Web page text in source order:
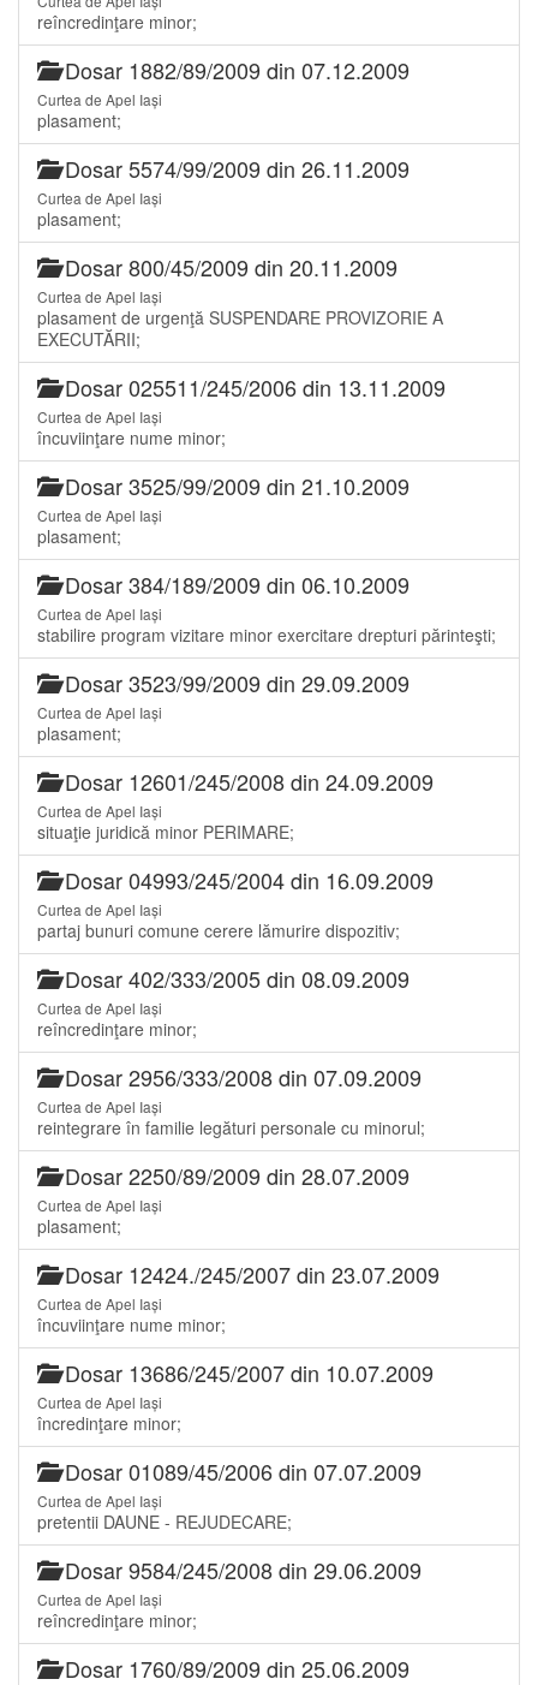
reîncredinţare minor;
Dosar 1882/89/2009 din 07.12.2009
Curtea de Apel Iași
plasament;
Dosar 5574/99/2009 din 26.11.2009
Curtea de Apel Iași
plasament;
Dosar 800/45/2009 din 20.11.2009
Curtea de Apel Iași
plasament de urgenţă SUSPENDARE PROVIZORIE A
EXECUTĂRII;
Dosar 025511/245/2006 din 13.11.2009
Curtea de Apel Iași
încuviinţare nume minor;
Dosar 3525/99/2009 din 21.10.2009
Curtea de Apel Iași
plasament;
Dosar 384/189/2009 din 06.10.2009
Curtea de Apel Iași
stabilire program vizitare minor exercitare drepturi părinteşti;
Dosar 3523/99/2009 din 29.09.2009
Curtea de Apel Iași
plasament;
Dosar 12601/245/2008 din 24.09.2009
Curtea de Apel Iași
situaţie juridică minor PERIMARE;
Dosar 04993/245/2004 din 16.09.2009
Curtea de Apel Iași
partaj bunuri comune cerere lămurire dispozitiv;
Dosar 402/333/2005 din 08.09.2009
Curtea de Apel Iași
reîncredinţare minor;
Dosar 2956/333/2008 din 07.09.2009
Curtea de Apel Iași
reintegrare în familie legături personale cu minorul;
Dosar 2250/89/2009 din 28.07.2009
Curtea de Apel Iași
plasament;
Dosar 12424./245/2007 din 23.07.2009
Curtea de Apel Iași
încuviinţare nume minor;
Dosar 13686/245/2007 din 10.07.2009
Curtea de Apel Iași
încredinţare minor;
Dosar 01089/45/2006 din 07.07.2009
Curtea de Apel Iași
pretentii DAUNE - REJUDECARE;
Dosar 9584/245/2008 din 29.06.2009
Curtea de Apel Iași
reîncredinţare minor;
Dosar 1760/89/2009 din 25.06.2009